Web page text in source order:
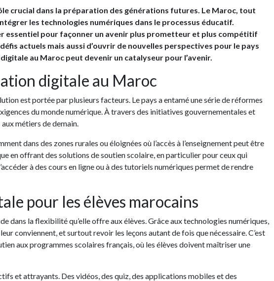
crucial dans la préparation des générations futures. Le Maroc, tout
les technologies numériques dans le processus éducatif.
essentiel pour façonner un avenir plus prometteur et plus compétitif
actuels mais aussi d’ouvrir de nouvelles perspectives pour le pays
au Maroc peut devenir un catalyseur pour l’avenir.
digitale au Maroc
est portée par plusieurs facteurs. Le pays a entamé une série de réformes
du monde numérique. À travers des initiatives gouvernementales et
métiers de demain.
dans des zones rurales ou éloignées où l’accès à l’enseignement peut être
en offrant des solutions de soutien scolaire, en particulier pour ceux qui
à des cours en ligne ou à des tutoriels numériques permet de rendre
pour les élèves marocains
dans la flexibilité qu’elle offre aux élèves. Grâce aux technologies numériques,
conviennent, et surtout revoir les leçons autant de fois que nécessaire. C’est
aux programmes scolaires français, où les élèves doivent maîtriser une
et attrayants. Des vidéos, des quiz, des applications mobiles et des